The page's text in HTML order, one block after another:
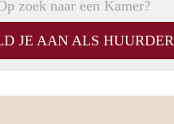
zoek naar een Kamer?
JE AAN ALS HUURDER